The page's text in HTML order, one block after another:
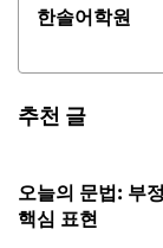
한솔어학원
추천 글
오늘의 문법: 부
핵심 표현